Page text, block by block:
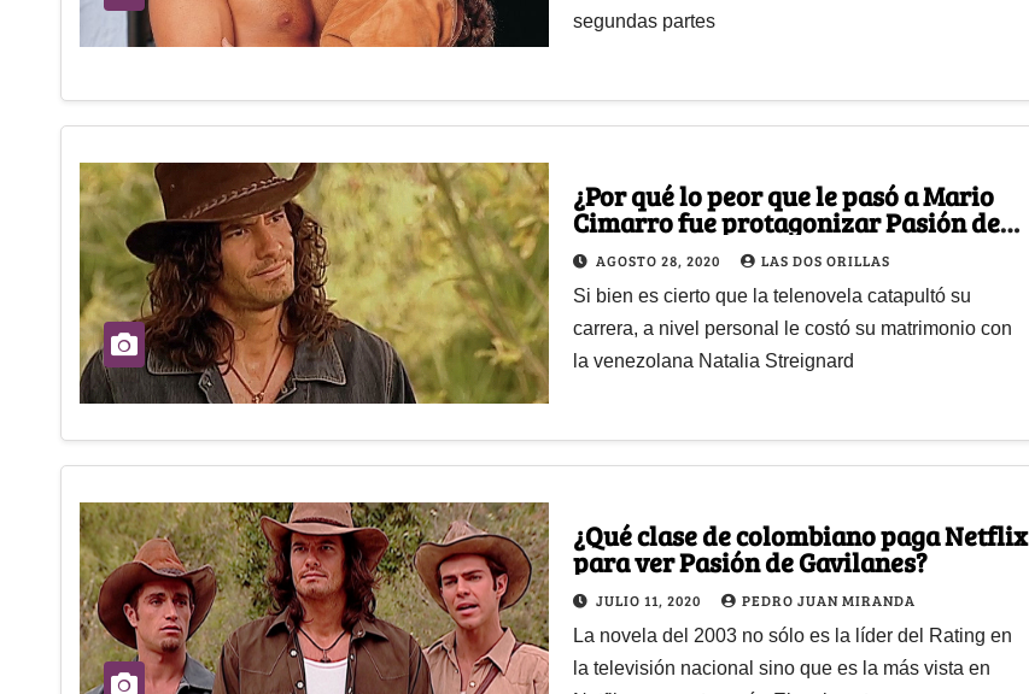
segundas partes
¿Por qué lo peor que le pasó a Mario
Cimarro fue protagonizar Pasión de
Gavilanes?
AGOSTO 28, 2020 LAS DOS ORILLAS
Si bien es cierto que la telenovela catapultó su
carrera, a nivel personal le costó su matrimonio con
la venezolana Natalia Streignard
¿Qué clase de colombiano paga Netflix
para ver Pasión de Gavilanes?
JULIO 11, 2020 PEDRO JUAN MIRANDA
La novela del 2003 no sólo es la líder del Rating en
la televisión nacional sino que es la más vista en